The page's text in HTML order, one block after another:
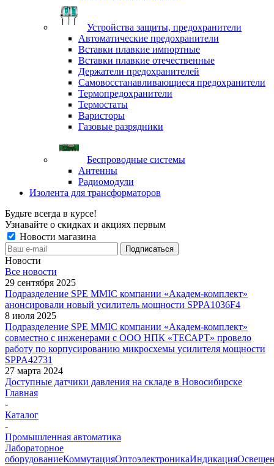
Устройства защиты, предохранители
Автоматические предохранители
Вставки плавкие импортные
Вставки плавкие отечественные
Держатели предохранителей
Самовосстанавливающиеся предохранители
Термопредохранители
Термостаты
Варисторы
Газовые разрядники
Беспроводные системы
Антенны
Радиомодули
Изолента для трансформаторов
Будьте всегда в курсе!
Узнавайте о скидках и акциях первым
Новости магазина
Новости
Все новости
29 сентября 2025
Подразделение SPE MMIC компании «Академ-комплект»
анонсировали новый усилитель мощности SPPA1036F4
8 июля 2025
Подразделение SPE MMIC компании «Академ-комплект»
совместно с инженерами с ООО НПК «ТЕСАРТ» провело
работу по корпусированию микросхемы усилителя мощности
SPPA42731
27 марта 2024
Доступные датчики давления на складе в Новосибирске
Главная
-
Каталог
-
Промышленная автоматика
Лабораторное
оборудованиеКоммутацияОптоэлектроникаИндикация